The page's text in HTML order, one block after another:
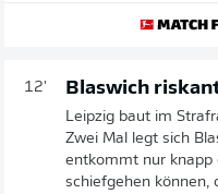
12' Blaswich
Leipzig baut im
Zwei Mal legt sich
entkommt nur knapp
schiefgehen können,